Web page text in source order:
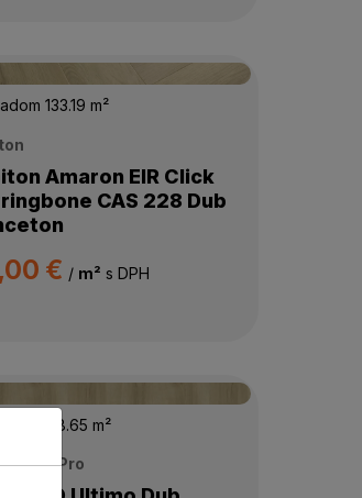
133.19 m²
Amaron EIR Click
CAS 228 Dub
€ / m² s DPH
118.65 m²
XpertPro